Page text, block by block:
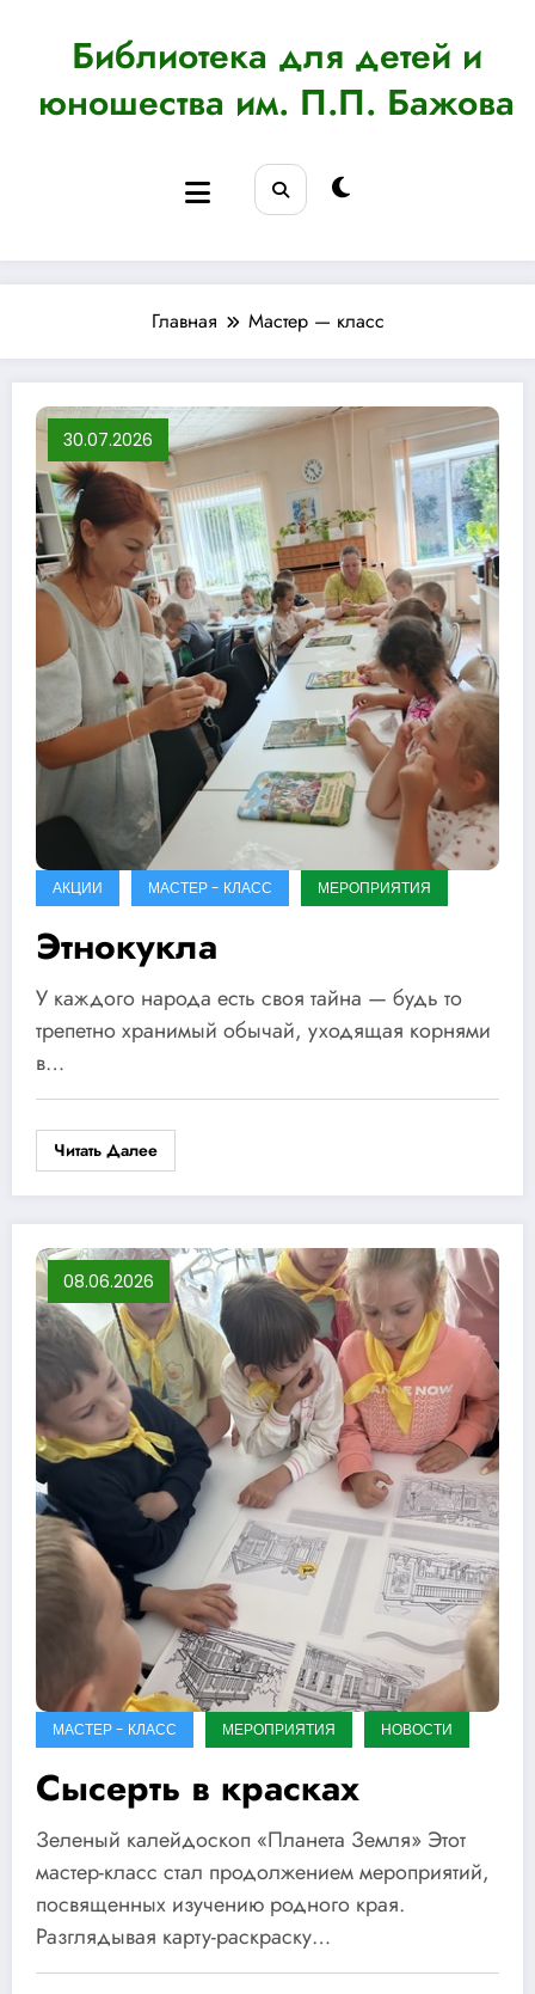
содержимомуБиблиотека для детей и
юношества им. П.П. Бажова
Главная Мастер — класс
30.07.2026
АКЦИИ МАСТЕР - КЛАСС МЕРОПРИЯТИЯ
Этнокукла
У каждого народа есть своя тайна — будь то
трепетно хранимый обычай, уходящая корнями
в…
Читать Далее
08.06.2026
МАСТЕР - КЛАСС МЕРОПРИЯТИЯ НОВОСТИ
Сысерть в красках
Зеленый калейдоскоп «Планета Земля» Этот
мастер-класс стал продолжением мероприятий,
посвященных изучению родного края.
Разглядывая карту-раскраску…